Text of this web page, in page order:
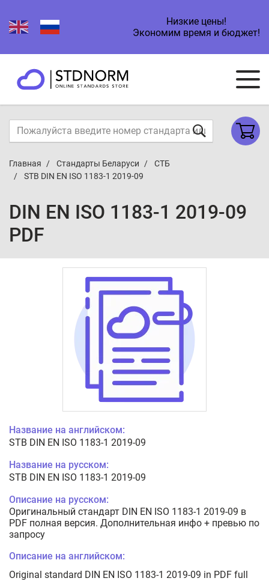
Низкие цены!
Экономим время и бюджет!
Главная Стандарты Беларуси
СТБ
STB DIN EN ISO 1183-1 2019-09
DIN EN ISO 1183-1 2019-09
PDF
Название на английском:
STB DIN EN ISO 1183-1 2019-09
Название на русском:
STB DIN EN ISO 1183-1 2019-09
Описание на русском:
Оригинальный стандарт DIN EN ISO 1183-1 2019-09 в
PDF полная версия. Дополнительная инфо + превью по
запросу
Описание на английском:
Original standard DIN EN ISO 1183-1 2019-09 in PDF full